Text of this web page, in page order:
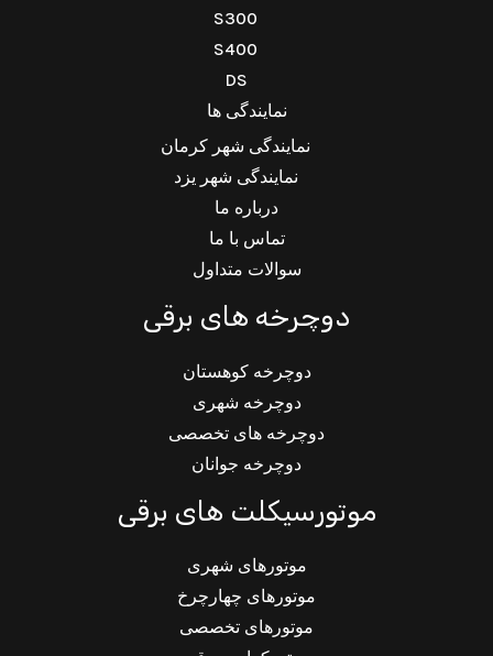
S300
S400
DS
نمایندگی ها
نمایندگی شهر کرمان
نمایندگی شهر یزد
درباره ما
تماس با ما
سوالات متداول
دوچرخه های برقی
دوچرخه کوهستان
دوچرخه شهری
دوچرخه های تخصصی
دوچرخه جوانان
موتورسیکلت های برقی
موتورهای شهری
موتورهای چهارچرخ
موتورهای تخصصی